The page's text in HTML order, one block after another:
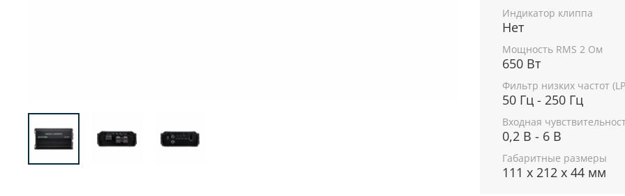
Индикатор клиппа
Нет
Мощность RMS 2 Ом
650 Вт
Фильтр низких частот
50 Гц - 250 Гц
Входная
0,2 В - 6 В
Габаритные размеры
111 x 212 x 44 мм